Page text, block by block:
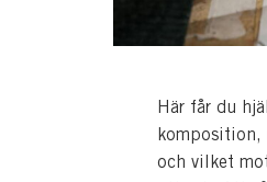
Här får du
komposition,
och vilket